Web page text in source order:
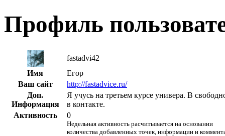
Профиль
fastadvi42
Имя
Егор
Ваш сайт
http://fastadvice.ru/
Доп.
Информация
Я учусь на третьем курсе универа. В
в контакте.
Активность
0
Недельная активность расчитывается на основании
количества добавленных точек, информации и